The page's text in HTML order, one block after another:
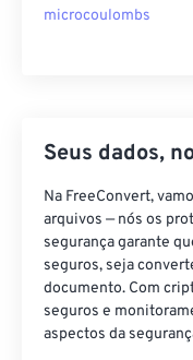
microcoulombs
Seus dados,
Na FreeConvert,
arquivos — nós os
segurança garante
seguros, seja
documento. Com
seguros e
aspectos da